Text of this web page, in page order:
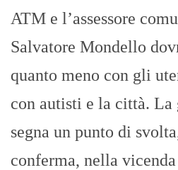
ATM e l’assessore
Salvatore Mondello
quanto meno con gli
con autisti e la città. La
segna un punto di
conferma, nella